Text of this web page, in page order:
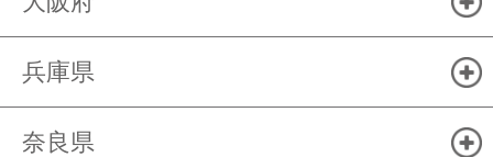
兵庫県
奈良県